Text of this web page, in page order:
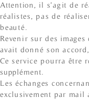
Attention, il s’agit de
réalistes, pas de
beauté.
Revenir sur des
avait donné son
Ce service pourra être
supplément.
Les échanges
exclusivement par mail